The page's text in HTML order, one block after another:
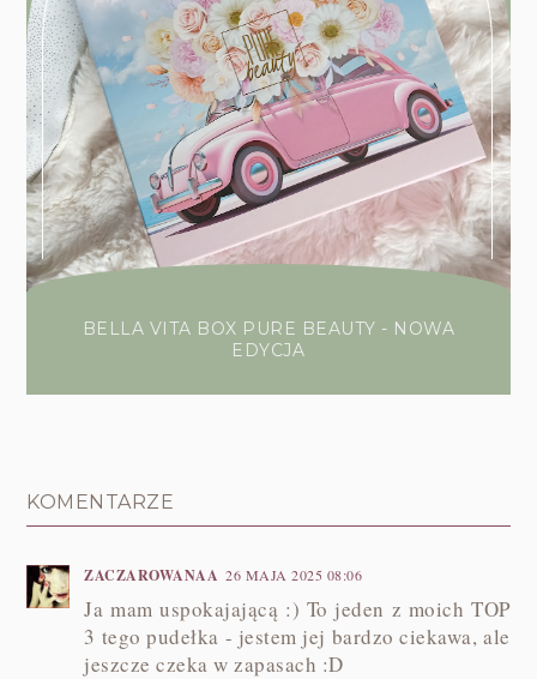
BELLA VITA BOX PURE BEAUTY - NOWA
EDYCJA
KOMENTARZE
ZACZAROWANAA 26 MAJA 2025 08:06
Ja mam uspokajającą :) To jeden z moich TOP
3 tego pudełka - jestem jej bardzo ciekawa, ale
jeszcze czeka w zapasach :D